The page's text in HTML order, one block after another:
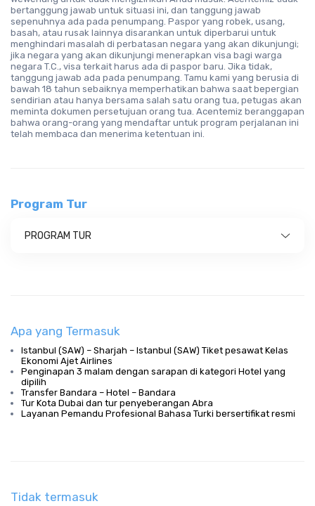
bertanggung jawab untuk situasi ini, dan tanggung jawab
sepenuhnya ada pada penumpang. Paspor yang robek, usang,
basah, atau rusak lainnya disarankan untuk diperbarui untuk
menghindari masalah di perbatasan negara yang akan dikunjungi;
jika negara yang akan dikunjungi menerapkan visa bagi warga
negara T.C., visa terkait harus ada di paspor baru. Jika tidak,
tanggung jawab ada pada penumpang. Tamu kami yang berusia di
bawah 18 tahun sebaiknya memperhatikan bahwa saat bepergian
sendirian atau hanya bersama salah satu orang tua, petugas akan
meminta dokumen persetujuan orang tua. Acentemiz beranggapan
bahwa orang-orang yang mendaftar untuk program perjalanan ini
telah membaca dan menerima ketentuan ini.
Program Tur
PROGRAM TUR
Apa yang Termasuk
Istanbul (SAW) – Sharjah – Istanbul (SAW) Tiket pesawat Kelas
Ekonomi Ajet Airlines
Penginapan 3 malam dengan sarapan di kategori Hotel yang
dipilih
Transfer Bandara – Hotel – Bandara
Tur Kota Dubai dan tur penyeberangan Abra
Layanan Pemandu Profesional Bahasa Turki bersertifikat resmi
Tidak termasuk